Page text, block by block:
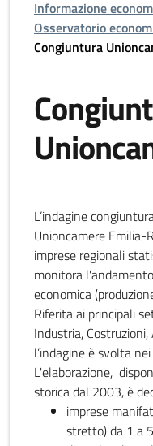
Informazione
Osservatorio
Congiuntura
L’indagine
Unioncamere Emilia-
imprese regionali
monitora
economica
Riferita ai principali
Industria,
l’indagine è svolta
L'elaborazione,
storica dal 2003, è
imprese
stretto) da 1 a